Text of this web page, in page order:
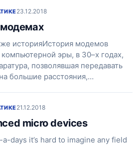
23.12.2018
историяИстория модемов
компьютерной эры, в 30–х годах,
позволявшая передавать
большие расстояния,…
21.12.2018
micro devices
a-days it’s hard to imagine any field